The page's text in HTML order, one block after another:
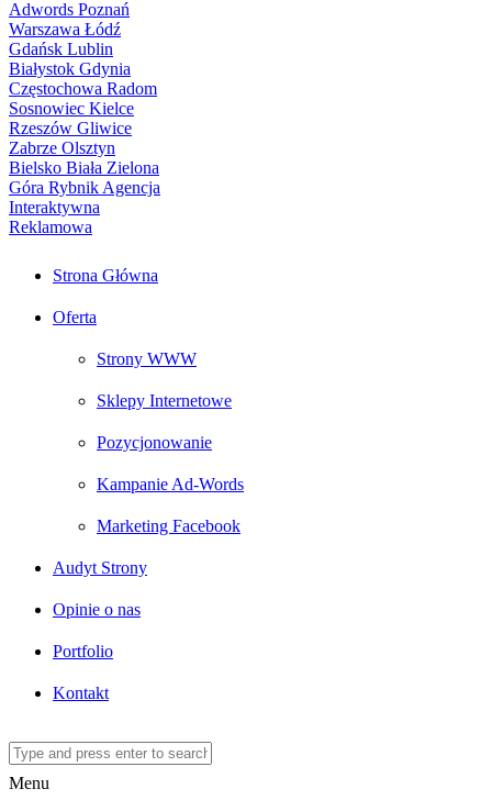
Strona Główna
Oferta
Strony WWW
Sklepy Internetowe
Pozycjonowanie
Kampanie Ad-Words
Marketing Facebook
Audyt Strony
Opinie o nas
Portfolio
Kontakt
Menu